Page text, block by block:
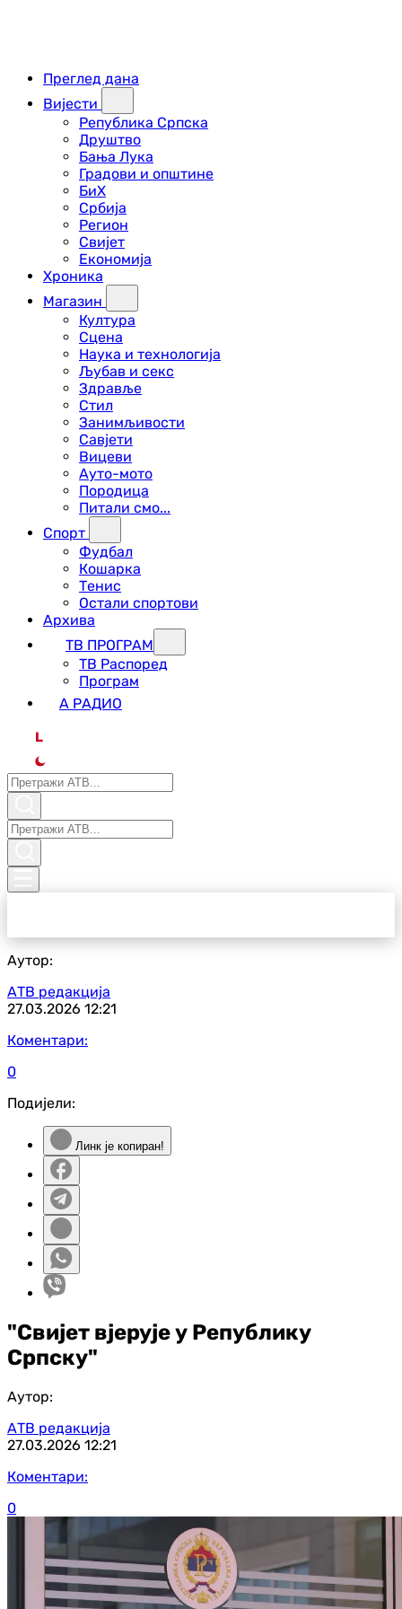
Преглед дана
Вијести
Република Српска
Друштво
Бања Лука
Градови и општине
БиХ
Србија
Регион
Свијет
Економија
Хроника
Магазин
Култура
Сцена
Наука и технологија
Љубав и секс
Здравље
Стил
Занимљивости
Савјети
Вицеви
Ауто-мото
Породица
Питали смо...
Спорт
Фудбал
Кошарка
Тенис
Остали спортови
Архива
ТВ ПРОГРАМ
ТВ Распоред
Програм
А РАДИО
L
Аутор:
АТВ редакција
27.03.2026 12:21
Коментари:
0
Подијели:
Линк је копиран!
"Свијет вјерује у Републику
Српску"
Аутор:
АТВ редакција
27.03.2026 12:21
Коментари:
0